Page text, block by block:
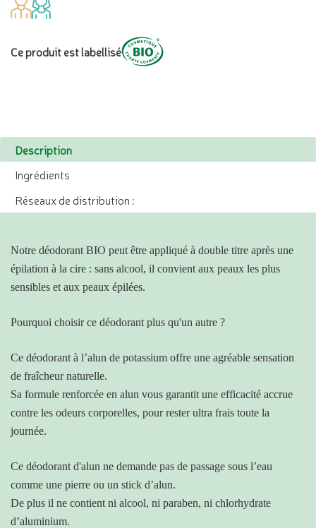
Ce produit est labellisé
Description
Ingrédients
Réseaux de distribution :
Notre déodorant BIO peut être appliqué à double titre après une
épilation à la cire : sans alcool, il convient aux peaux les plus
sensibles et aux peaux épilées.
Pourquoi choisir ce déodorant plus qu'un autre ?
Ce déodorant à l’alun de potassium offre une agréable sensation
de fraîcheur naturelle.
Sa formule renforcée en alun vous garantit une efficacité accrue
contre les odeurs corporelles, pour rester ultra frais toute la
journée.
Ce déodorant d'alun ne demande pas de passage sous l’eau
comme une pierre ou un stick d’alun.
De plus il ne contient ni alcool, ni paraben, ni chlorhydrate
d’aluminium.